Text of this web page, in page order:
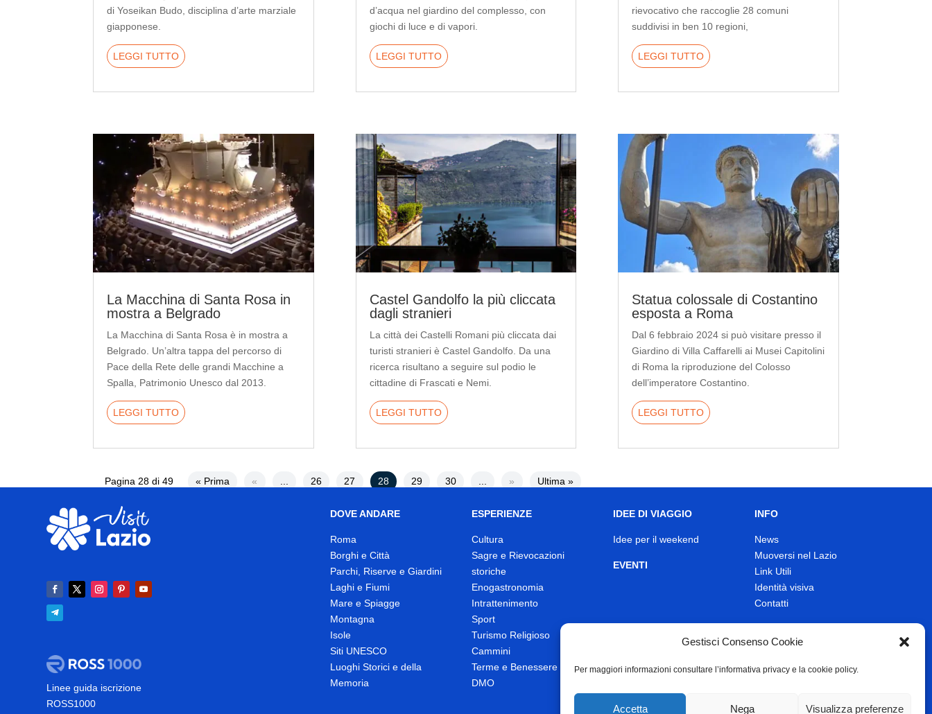
Gestisci Consenso Cookie
Per maggiori informazioni consultare l’informativa privacy e la cookie policy.
Accetta Nega Visualizza preferenze
di Yoseikan Budo, disciplina d’arte marziale
giapponese.
LEGGI TUTTO
La Macchina di Santa Rosa in
mostra a Belgrado
La Macchina di Santa Rosa è in mostra a
Belgrado. Un’altra tappa del percorso di
Pace della Rete delle grandi Macchine a
Spalla, Patrimonio Unesco dal 2013.
LEGGI TUTTO
d’acqua nel giardino del complesso, con
giochi di luce e di vapori.
LEGGI TUTTO
Castel Gandolfo la più cliccata
dagli stranieri
La città dei Castelli Romani più cliccata dai
turisti stranieri è Castel Gandolfo. Da una
ricerca risultano a seguire sul podio le
cittadine di Frascati e Nemi.
LEGGI TUTTO
rievocativo che raccoglie 28 comuni
suddivisi in ben 10 regioni,
LEGGI TUTTO
Statua colossale di Costantino
esposta a Roma
Dal 6 febbraio 2024 si può visitare presso il
Giardino di Villa Caffarelli ai Musei Capitolini
di Roma la riproduzione del Colosso
dell’imperatore Costantino.
LEGGI TUTTO
Pagina 28 di 49 « Prima « ... 26 27 28 29 30 ... » Ultima »
Linee guida iscrizione
ROSS1000
DOVE ANDARE
Roma
Borghi e Città
Parchi, Riserve e Giardini
Laghi e Fiumi
Mare e Spiagge
Montagna
Isole
Siti UNESCO
Luoghi Storici e della
Memoria
ESPERIENZE
Cultura
Sagre e Rievocazioni
storiche
Enogastronomia
Intrattenimento
Sport
Turismo Religioso
Cammini
Terme e Benessere
DMO
IDEE DI VIAGGIO
Idee per il weekend
EVENTI
INFO
News
Muoversi nel Lazio
Link Utili
Identità visiva
Contatti